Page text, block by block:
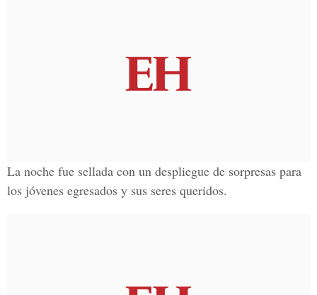
La noche fue sellada con un despliegue de sorpresas para
los jóvenes egresados y sus seres queridos.